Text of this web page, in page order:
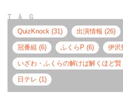
TAG
QuizKnock (31) 出演情報 (26)
冠番組 (6) ふくらP (6) 伊沢
いざわ・ふくらの解けば解くほど
日テレ (1)